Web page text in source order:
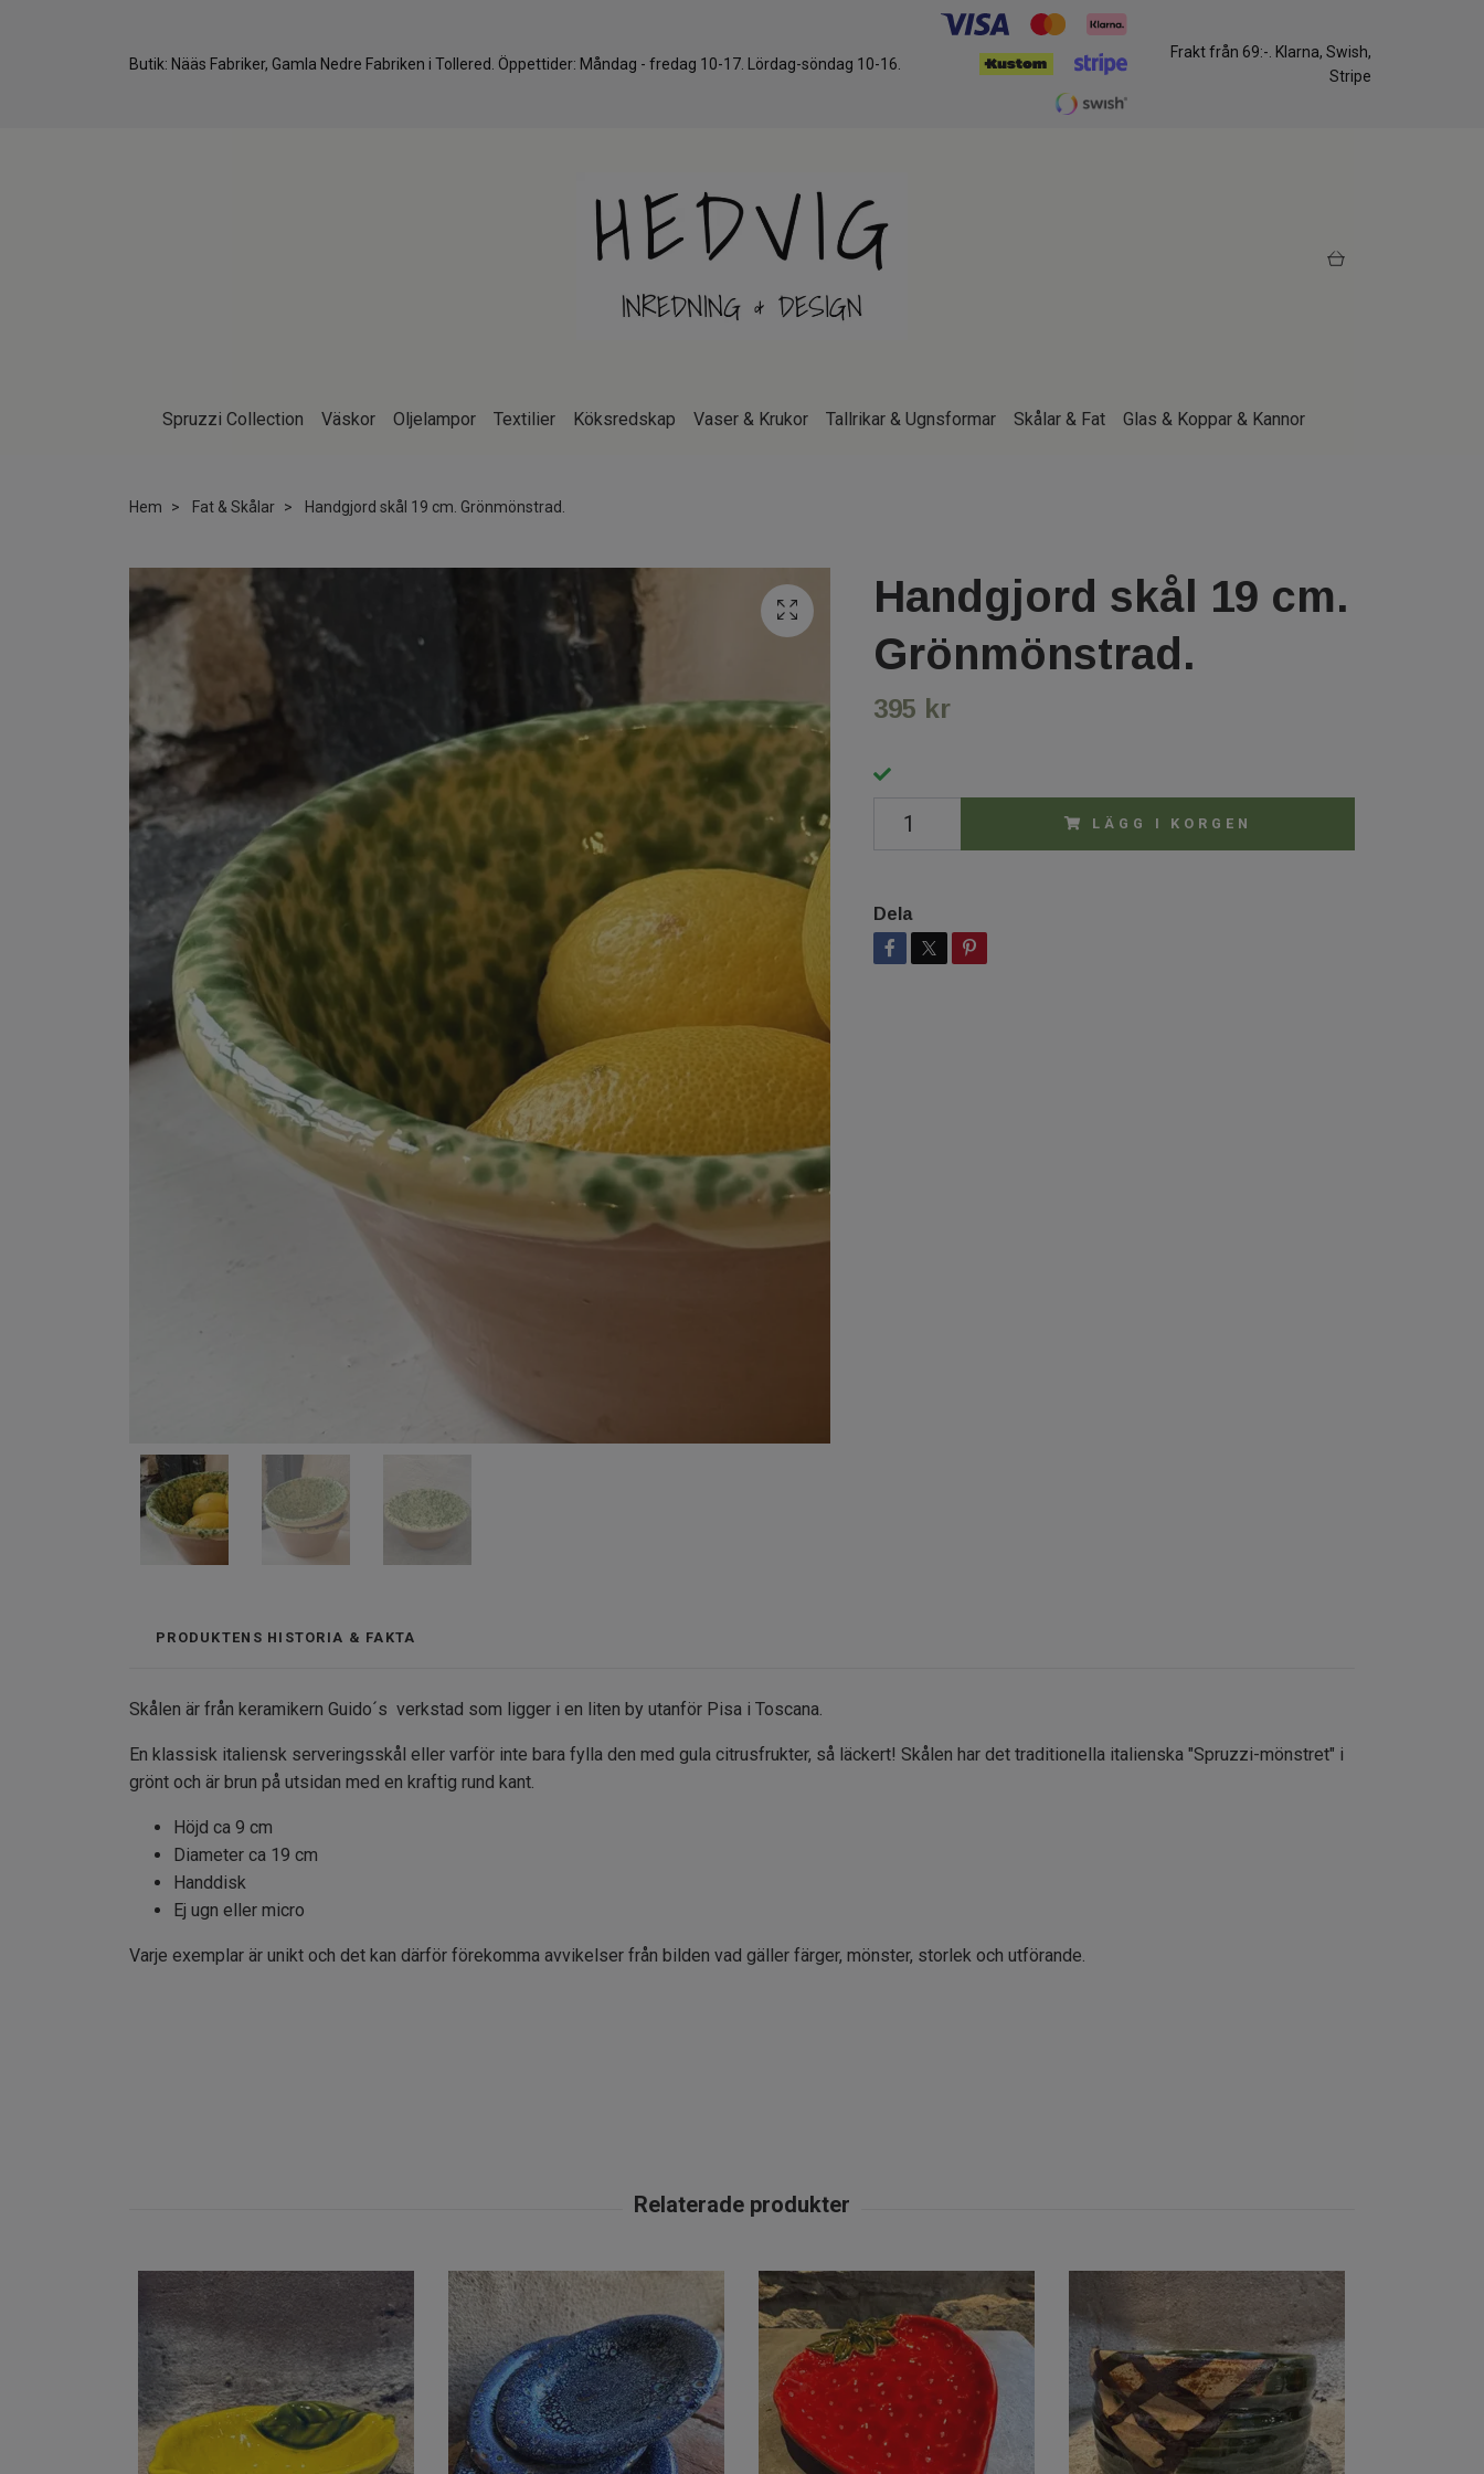
Butik: Nääs Fabriker, Gamla Nedre Fabriken i Tollered. Öppettider: Måndag - fredag 10-17. Lördag-söndag 10-16.
Frakt från 69:-. Klarna, Swish,
Stripe
Spruzzi Collection Väskor Oljelampor Textilier Köksredskap Vaser & Krukor Tallrikar & Ugnsformar Skålar & Fat Glas & Koppar & Kannor
Hem Fat & Skålar Handgjord skål 19 cm. Grönmönstrad.
Handgjord skål 19 cm.
Grönmönstrad.
395 kr
LÄGG I KORGEN
Dela
PRODUKTENS HISTORIA & FAKTA
Skålen är från keramikern Guido´s verkstad som ligger i en liten by utanför Pisa i Toscana.
En klassisk italiensk serveringsskål eller varför inte bara fylla den med gula citrusfrukter, så läckert! Skålen har det traditionella italienska "Spruzzi-mönstret" i
grönt och är brun på utsidan med en kraftig rund kant.
Höjd ca 9 cm
Diameter ca 19 cm
Handdisk
Ej ugn eller micro
Varje exemplar är unikt och det kan därför förekomma avvikelser från bilden vad gäller färger, mönster, storlek och utförande.